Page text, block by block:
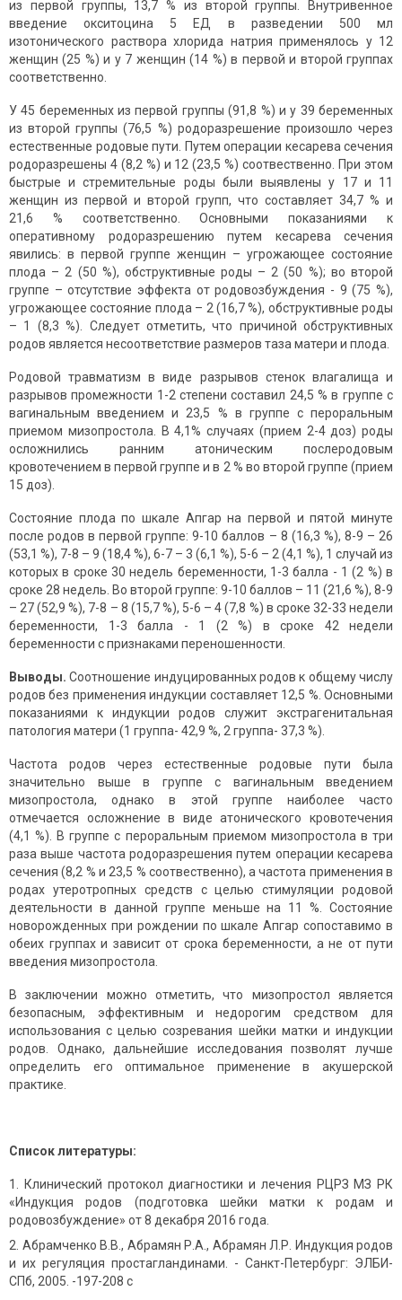
из первой группы, 13,7 % из второй группы. Внутривенное
введение окситоцина 5 ЕД в разведении 500 мл
изотонического раствора хлорида натрия применялось у 12
женщин (25 %) и у 7 женщин (14 %) в первой и второй группах
соответственно.
У 45 беременных из первой группы (91,8 %) и у 39 беременных
из второй группы (76,5 %) родоразрешение произошло через
естественные родовые пути. Путем операции кесарева сечения
родоразрешены 4 (8,2 %) и 12 (23,5 %) соотвественно. При этом
быстрые и стремительные роды были выявлены у 17 и 11
женщин из первой и второй групп, что составляет 34,7 % и
21,6 % соответственно. Основными показаниями к
оперативному родоразрешению путем кесарева сечения
явились: в первой группе женщин – угрожающее состояние
плода – 2 (50 %), обструктивные роды – 2 (50 %); во второй
группе – отсутствие эффекта от родовозбуждения - 9 (75 %),
угрожающее состояние плода – 2 (16,7 %), обструктивные роды
– 1 (8,3 %). Следует отметить, что причиной обструктивных
родов является несоответствие размеров таза матери и плода.
Родовой травматизм в виде разрывов стенок влагалища и
разрывов промежности 1-2 степени составил 24,5 % в группе с
вагинальным введением и 23,5 % в группе с пероральным
приемом мизопростола. В 4,1% случаях (прием 2-4 доз) роды
осложнились ранним атоническим послеродовым
кровотечением в первой группе и в 2 % во второй группе (прием
15 доз).
Состояние плода по шкале Апгар на первой и пятой минуте
после родов в первой группе: 9-10 баллов – 8 (16,3 %), 8-9 – 26
(53,1 %), 7-8 – 9 (18,4 %), 6-7 – 3 (6,1 %), 5-6 – 2 (4,1 %), 1 случай из
которых в сроке 30 недель беременности, 1-3 балла - 1 (2 %) в
сроке 28 недель. Во второй группе: 9-10 баллов – 11 (21,6 %), 8-9
– 27 (52,9 %), 7-8 – 8 (15,7 %), 5-6 – 4 (7,8 %) в сроке 32-33 недели
беременности, 1-3 балла - 1 (2 %) в сроке 42 недели
беременности с признаками переношенности.
Выводы.Соотношение индуцированных родов к общему числу
родов без применения индукции составляет 12,5 %. Основными
показаниями к индукции родов служит экстрагенитальная
патология матери (1 группа- 42,9 %, 2 группа- 37,3 %).
Частота родов через естественные родовые пути была
значительно выше в группе с вагинальным введением
мизопростола, однако в этой группе наиболее часто
отмечается осложнение в виде атонического кровотечения
(4,1 %). В группе с пероральным приемом мизопростола в три
раза выше частота родоразрешения путем операции кесарева
сечения (8,2 % и 23,5 % соотвественно), а частота применения в
родах утеротропных средств с целью стимуляции родовой
деятельности в данной группе меньше на 11 %. Состояние
новорожденных при рождении по шкале Апгар сопоставимо в
обеих группах и зависит от срока беременности, а не от пути
введения мизопростола.
В заключении можно отметить, что мизопростол является
безопасным, эффективным и недорогим средством для
использования с целью созревания шейки матки и индукции
родов. Однако, дальнейшие исследования позволят лучше
определить его оптимальное применение в акушерской
практике.
Список литературы:
Клинический протокол диагностики и лечения РЦРЗ МЗ РК
«Индукция родов (подготовка шейки матки к родам и
родовозбуждение» от 8 декабря 2016 года.
Абрамченко В.В., Абрамян Р.А., Абрамян Л.Р. Индукция родов
и их регуляция простагландинами. - Санкт-Петербург: ЭЛБИ-
СПб, 2005. -197-208 с